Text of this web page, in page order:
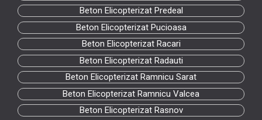
Beton Elicopterizat Predeal
Beton Elicopterizat Pucioasa
Beton Elicopterizat Racari
Beton Elicopterizat Radauti
Beton Elicopterizat Ramnicu Sarat
Beton Elicopterizat Ramnicu Valcea
Beton Elicopterizat Rasnov